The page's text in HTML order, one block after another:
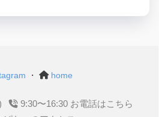
・ home
9:30〜16:30 お電話はこちら